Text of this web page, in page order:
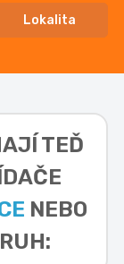
Lokalita
TEĎ
NEBO